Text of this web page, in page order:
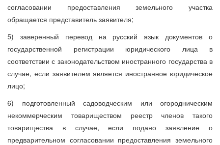
согласовании предоставления земельного участка
обращается представитель заявителя;
5) заверенный перевод на русский язык документов о
государственной регистрации юридического лица в
соответствии с законодательством иностранного государства в
случае, если заявителем является иностранное юридическое
лицо;
6) подготовленный садоводческим или огородническим
некоммерческим товариществом реестр членов такого
товарищества в случае, если подано заявление о
предварительном согласовании предоставления земельного